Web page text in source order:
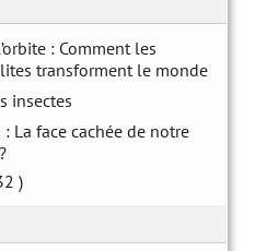
: Comment les
transforment le monde
insectes
La face cachée de notre
)